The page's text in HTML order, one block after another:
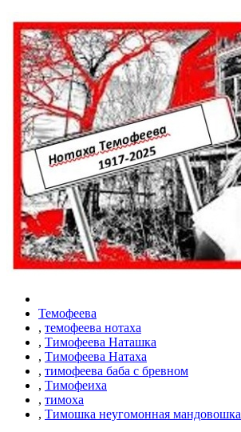
Темофеева
, темофеева нотаха
, Тимофеева Наташка
, Тимофеева Натаха
, тимофеева баба с бревном
, Тимофеиха
, тимоха
, Тимошка неугомонная мандовошка